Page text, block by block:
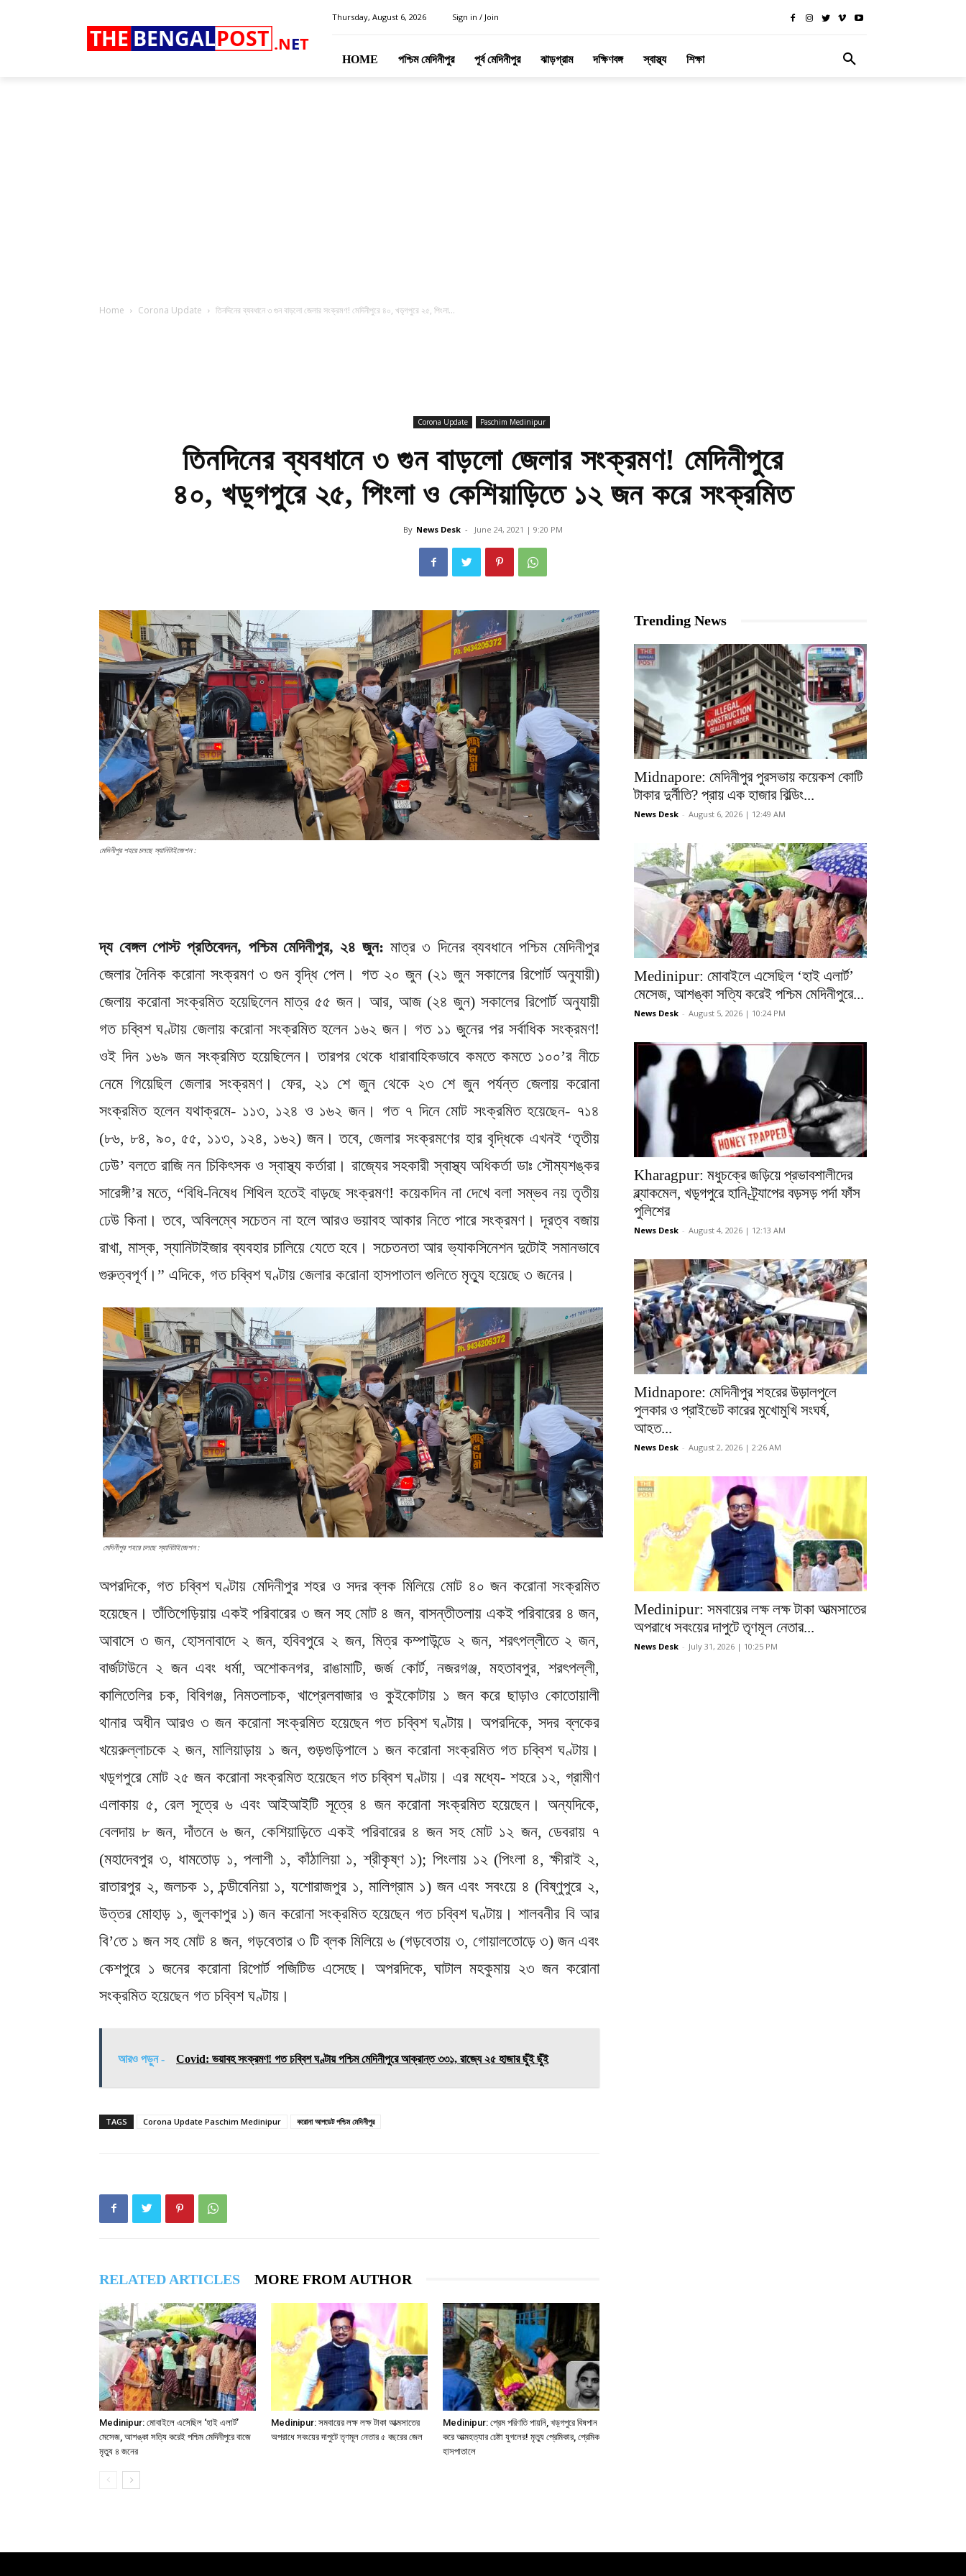
.NET
THE BENGALPOST
Thursday, August 6, 2026 Sign in / Join
HOME পশ্চিম মেদিনীপুর পূর্ব মেদিনীপুর ঝাড়গ্রাম দক্ষিণবঙ্গ স্বাস্থ্য শিক্ষা
Home Corona Update তিনদিনের ব্যবধানে ৩ গুন বাড়লো জেলার সংক্রমণ! মেদিনীপুরে ৪০, খড়্গপুরে ২৫, পিংলা...
Corona Update Paschim Medinipur
তিনদিনের ব্যবধানে ৩ গুন বাড়লো জেলার সংক্রমণ! মেদিনীপুরে
৪০, খড়্গপুরে ২৫, পিংলা ও কেশিয়াড়িতে ১২ জন করে সংক্রমিত
By News Desk - June 24, 2021 | 9:20 PM
মেদিনীপুর শহরে চলছে স্যানিটাইজেশন :
দ্য বেঙ্গল পোস্ট প্রতিবেদন, পশ্চিম মেদিনীপুর, ২৪ জুন: মাত্র ৩ দিনের ব্যবধানে পশ্চিম মেদিনীপুর
জেলার দৈনিক করোনা সংক্রমণ ৩ গুন বৃদ্ধি পেল। গত ২০ জুন (২১ জুন সকালের রিপোর্ট অনুযায়ী)
জেলায় করোনা সংক্রমিত হয়েছিলেন মাত্র ৫৫ জন। আর, আজ (২৪ জুন) সকালের রিপোর্ট অনুযায়ী
গত চব্বিশ ঘণ্টায় জেলায় করোনা সংক্রমিত হলেন ১৬২ জন। গত ১১ জুনের পর সর্বাধিক সংক্রমণ!
ওই দিন ১৬৯ জন সংক্রমিত হয়েছিলেন। তারপর থেকে ধারাবাহিকভাবে কমতে কমতে ১০০’র নীচে
নেমে গিয়েছিল জেলার সংক্রমণ। ফের, ২১ শে জুন থেকে ২৩ শে জুন পর্যন্ত জেলায় করোনা
সংক্রমিত হলেন যথাক্রমে- ১১৩, ১২৪ ও ১৬২ জন। গত ৭ দিনে মোট সংক্রমিত হয়েছেন- ৭১৪
(৮৬, ৮৪, ৯০, ৫৫, ১১৩, ১২৪, ১৬২) জন। তবে, জেলার সংক্রমণের হার বৃদ্ধিকে এখনই ‘তৃতীয়
ঢেউ’ বলতে রাজি নন চিকিৎসক ও স্বাস্থ্য কর্তারা। রাজ্যের সহকারী স্বাস্থ্য অধিকর্তা ডাঃ সৌম্যশঙ্কর
সারেঙ্গী’র মতে, “বিধি-নিষেধ শিথিল হতেই বাড়ছে সংক্রমণ! কয়েকদিন না দেখে বলা সম্ভব নয় তৃতীয়
ঢেউ কিনা। তবে, অবিলম্বে সচেতন না হলে আরও ভয়াবহ আকার নিতে পারে সংক্রমণ। দূরত্ব বজায়
রাখা, মাস্ক, স্যানিটাইজার ব্যবহার চালিয়ে যেতে হবে। সচেতনতা আর ভ্যাকসিনেশন দুটোই সমানভাবে
গুরুত্বপূর্ণ।” এদিকে, গত চব্বিশ ঘণ্টায় জেলার করোনা হাসপাতাল গুলিতে মৃত্যু হয়েছে ৩ জনের।
মেদিনীপুর শহরে চলছে স্যানিটাইজেশন :
অপরদিকে, গত চব্বিশ ঘণ্টায় মেদিনীপুর শহর ও সদর ব্লক মিলিয়ে মোট ৪০ জন করোনা সংক্রমিত
হয়েছেন। তাঁতিগেড়িয়ায় একই পরিবারের ৩ জন সহ মোট ৪ জন, বাসন্তীতলায় একই পরিবারের ৪ জন,
আবাসে ৩ জন, হোসনাবাদে ২ জন, হবিবপুরে ২ জন, মিত্র কম্পাউন্ডে ২ জন, শরৎপল্লীতে ২ জন,
বার্জটাউনে ২ জন এবং ধর্মা, অশোকনগর, রাঙামাটি, জর্জ কোর্ট, নজরগঞ্জ, মহতাবপুর, শরৎপল্লী,
কালিতেলির চক, বিবিগঞ্জ, নিমতলাচক, খাপ্রেলবাজার ও কুইকোটায় ১ জন করে ছাড়াও কোতোয়ালী
থানার অধীন আরও ৩ জন করোনা সংক্রমিত হয়েছেন গত চব্বিশ ঘণ্টায়। অপরদিকে, সদর ব্লকের
খয়েরুল্লাচকে ২ জন, মালিয়াড়ায় ১ জন, গুড়গুড়িপালে ১ জন করোনা সংক্রমিত গত চব্বিশ ঘণ্টায়।
খড়্গপুরে মোট ২৫ জন করোনা সংক্রমিত হয়েছেন গত চব্বিশ ঘণ্টায়। এর মধ্যে- শহরে ১২, গ্রামীণ
এলাকায় ৫, রেল সূত্রে ৬ এবং আইআইটি সূত্রে ৪ জন করোনা সংক্রমিত হয়েছেন। অন্যদিকে,
বেলদায় ৮ জন, দাঁতনে ৬ জন, কেশিয়াড়িতে একই পরিবারের ৪ জন‌ সহ মোট ১২ জন, ডেবরায় ৭
(মহাদেবপুর ৩, ধামতোড় ১, পলাশী ১, কাঁঠালিয়া ১, শ্রীকৃষ্ণ ১); পিংলায় ১২ (পিংলা ৪, ক্ষীরাই ২,
রাতারপুর ২, জলচক ১, চন্ডীবেনিয়া ১, যশোরাজপুর ১, মালিগ্রাম ১) জন এবং সবংয়ে ৪ (বিষ্ণুপুরে ২,
উত্তর মোহাড় ১, জুলকাপুর ১) জন করোনা সংক্রমিত হয়েছেন গত চব্বিশ ঘণ্টায়। শালবনীর বি আর
বি’তে ১ জন সহ মোট ৪ জন, গড়বেতার ৩ টি ব্লক মিলিয়ে ৬ (গড়বেতায় ৩, গোয়ালতোড়ে ৩) জন এবং
কেশপুরে ১ জনের করোনা রিপোর্ট পজিটিভ এসেছে। অপরদিকে, ঘাটাল মহকুমায় ২৩ জন করোনা
সংক্রমিত হয়েছেন গত চব্বিশ ঘণ্টায়।
আরও পড়ুন - Covid: ভয়াবহ সংক্রমণ! গত চব্বিশ ঘণ্টায় পশ্চিম মেদিনীপুরে আক্রান্ত ৩৩১, রাজ্যে ২৫ হাজার ছুঁই ছুঁই
TAGS Corona Update Paschim Medinipur করোনা আপডেট পশ্চিম মেদিনীপুর
RELATED ARTICLES MORE FROM AUTHOR
Medinipur: মোবাইলে এসেছিল ‘হাই এলার্ট’
মেসেজ, আশঙ্কা সত্যি করেই পশ্চিম মেদিনীপুরে বাজে
মৃত্যু ৪ জনের
Medinipur: সমবায়ের লক্ষ লক্ষ টাকা আত্মসাতের
অপরাধে সবংয়ের দাপুটে তৃণমূল নেতার ৫ বছরের জেল
Medinipur: প্রেম পরিণতি পায়নি, খড়্গপুরে বিষপান
করে আত্মহত্যার চেষ্টা যুগলের! মৃত্যু প্রেমিকার, প্রেমিক
হাসপাতালে
Trending News
Midnapore: মেদিনীপুর পুরসভায় কয়েকশ কোটি
টাকার দুর্নীতি? প্রায় এক হাজার বিল্ডিং...
News Desk - August 6, 2026 | 12:49 AM
Medinipur: মোবাইলে এসেছিল ‘হাই এলার্ট’
মেসেজ, আশঙ্কা সত্যি করেই পশ্চিম মেদিনীপুরে...
News Desk - August 5, 2026 | 10:24 PM
Kharagpur: মধুচক্রে জড়িয়ে প্রভাবশালীদের
ব্ল্যাকমেল, খড়্গপুরে হানি-ট্র্যাপের বড়সড় পর্দা ফাঁস
পুলিশের
News Desk - August 4, 2026 | 12:13 AM
Midnapore: মেদিনীপুর শহরের উড়ালপুলে
পুলকার ও প্রাইভেট কারের মুখোমুখি সংঘর্ষ,
আহত...
News Desk - August 2, 2026 | 2:26 AM
Medinipur: সমবায়ের লক্ষ লক্ষ টাকা আত্মসাতের
অপরাধে সবংয়ের দাপুটে তৃণমূল নেতার...
News Desk - July 31, 2026 | 10:25 PM